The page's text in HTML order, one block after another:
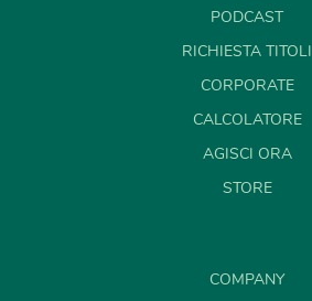
PODCAST
RICHIESTA TITOLI
CORPORATE
CALCOLATORE
AGISCI ORA
STORE
COMPANY